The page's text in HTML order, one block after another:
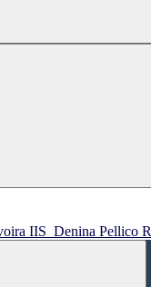
IIS Denina Pellico